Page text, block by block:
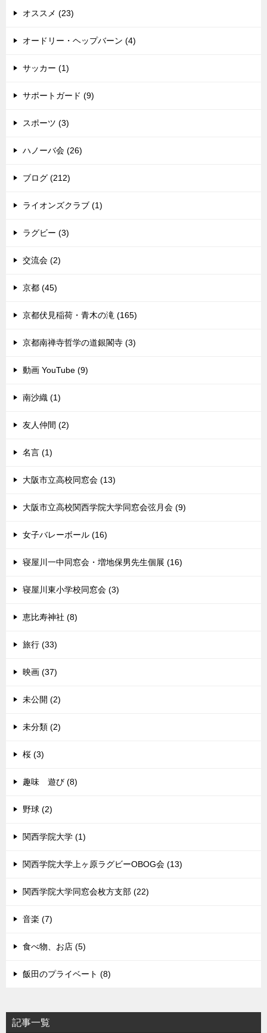
オススメ (23)
オードリー・ヘップバーン (4)
サッカー (1)
サポートガード (9)
スポーツ (3)
ハノーバ会 (26)
ブログ (212)
ライオンズクラブ (1)
ラグビー (3)
交流会 (2)
京都 (45)
京都伏見稲荷・青木の滝 (165)
京都南禅寺哲学の道銀閣寺 (3)
動画 YouTube (9)
南沙織 (1)
友人仲間 (2)
名言 (1)
大阪市立高校同窓会 (13)
大阪市立高校関西学院大学同窓会弦月会 (9)
女子バレーボール (16)
寝屋川一中同窓会・増地保男先生個展 (16)
寝屋川東小学校同窓会 (3)
恵比寿神社 (8)
旅行 (33)
映画 (37)
未公開 (2)
未分類 (2)
桜 (3)
趣味 遊び (8)
野球 (2)
関西学院大学 (1)
関西学院大学上ヶ原ラグビーOBOG会 (13)
関西学院大学同窓会枚方支部 (22)
音楽 (7)
食べ物、お店 (5)
飯田のプライベート (8)
記事一覧